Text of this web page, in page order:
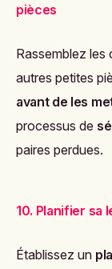
pièces
Rassemblez
autres petites
avant de les
processus de
paires perdues.
10. Planifier sa
Établissez un